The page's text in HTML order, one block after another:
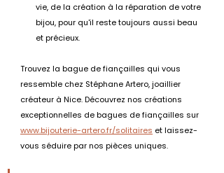
vie, de la création à la réparation de votre
bijou, pour qu'il reste toujours aussi beau
et précieux.
Trouvez la bague de fiançailles qui vous
ressemble chez Stéphane Artero, joaillier
créateur à Nice. Découvrez nos créations
exceptionnelles de bagues de fiançailles sur
www.bijouterie-artero.fr/solitaires et laissez-
vous séduire par nos pièces uniques.